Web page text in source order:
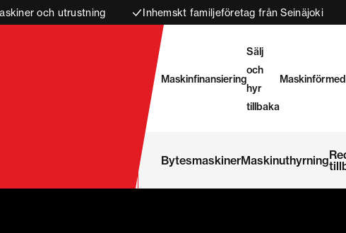
och utrustning Inhemskt familjeföretag från Seinäjoki
Maskinfinansiering
Sälj
och
hyr
tillbaka
BytesmaskinerMaskinuthyrning